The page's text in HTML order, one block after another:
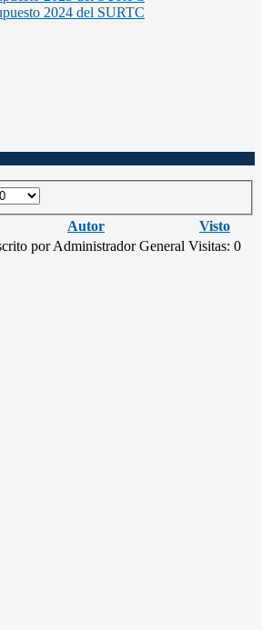
2024 del SURTC
Autor
Visto
por Administrador General Visitas: 0